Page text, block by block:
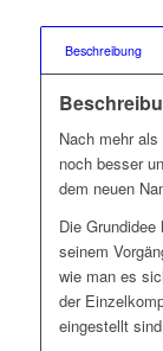
Beschreibung
Nach mehr
noch besser
dem neuen
Die
seinem
wie man es
der
eingestellt